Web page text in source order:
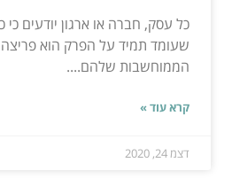
כל עסק, חברה או ארגון יודעים כי
שעומד תמיד על הפרק הוא
הממוחשבות שלהם....
קרא עוד »
דצמ 24, 2020